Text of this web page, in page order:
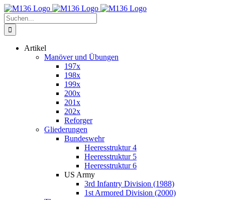
Zum
Inhalt
springen
Suche
nach:
Artikel
Manöver und Übungen
197x
198x
199x
200x
201x
202x
Reforger
Gliederungen
Bundeswehr
Heeresstruktur 4
Heeresstruktur 5
Heeresstruktur 6
US Army
3rd Infantry Division (1988)
1st Armored Division (2000)